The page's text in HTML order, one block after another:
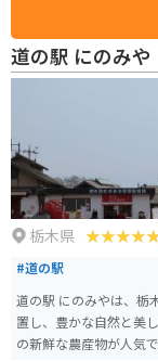
道の駅 にのみや
栃木県
#道の駅
道の駅 にのみやは、栃
置し、豊かな自然と美し
の新鮮な農産物が人気